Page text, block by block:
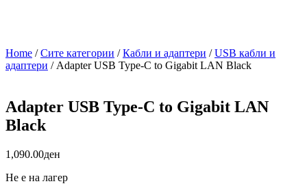
Home /Сите категории /Кабли и адаптери /USB кабли и
адаптери / Adapter USB Type-C to Gigabit LAN Black
Adapter USB Type-C to Gigabit LAN
Black
1,090.00ден
Не е на лагер